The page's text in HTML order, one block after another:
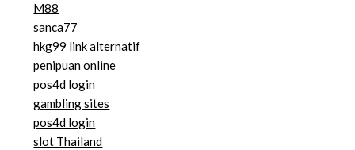
M88
sanca77
hkg99 link alternatif
penipuan online
pos4d login
gambling sites
pos4d login
slot Thailand